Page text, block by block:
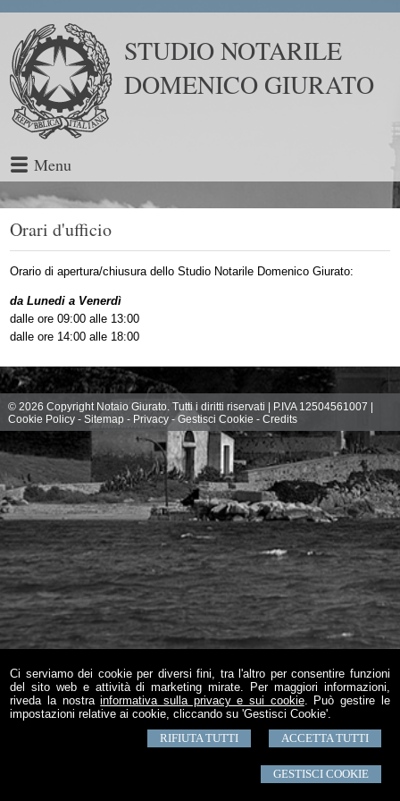
Ci serviamo dei cookie per diversi fini, tra l'altro per consentire funzioni
del sito web e attività di marketing mirate. Per maggiori informazioni,
riveda la nostrainformativa sulla privacy e sui cookie. Può gestire le
impostazioni relative ai cookie, cliccando su 'Gestisci Cookie'.
ACCETTA TUTTI
RIFIUTA TUTTI
GESTISCI COOKIE
STUDIO NOTARILE
DOMENICO GIURATO
Menu
Orari d'ufficio
Orario di apertura/chiusura dello Studio Notarile Domenico Giurato:
da Lunedi a Venerdì
dalle ore 09:00 alle 13:00
dalle ore 14:00 alle 18:00
© 2026 Copyright Notaio Giurato. Tutti i diritti riservati | P.IVA 12504561007 |
Cookie Policy- Sitemap - Privacy-Gestisci Cookie - Credits